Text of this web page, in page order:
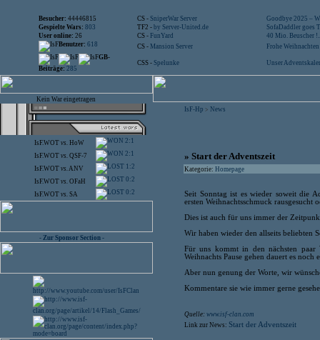
Besucher: 44446815 CS - SniperWar Server
Goodbye 2025 –
Gespielte Wars: 803 TF2 - by Server-United.de
SofaDaddler goes
User online: 26 CS - FunYard
40 Mio. Beuscher
Benutzer: 618 CS - Mansion Server
Frohe
GB-
Beiträge: 285
CSS - Spelunke Unser
Kein War eingetragen
IsF.WOT vs. HoW 2:1
IsF.WOT vs. QSF-7 2:1
IsF.WOT vs.ANV 1:2
IsF.WOT vs. OFaH 0:2
IsF.WOT vs. SA 0:2
- Zur Sponsor Section -
IsF-Hp > News
» Start der Adventszeit
Kategorie: Homepage
Seit Sonntag ist es wieder soweit die
ersten Weihnachtsschmuck rausgesucht
Dies ist auch für uns immer der
Wir haben wieder den allseits beliebten
Für uns kommt in den nächsten paar
Weihnachts Pause gehen dauert es noch
Aber nun genung der Worte, wir
Kommentare sie wie immer gerne
Quelle: www.isf-clan.com
Link zur News: Start der Adventszeit